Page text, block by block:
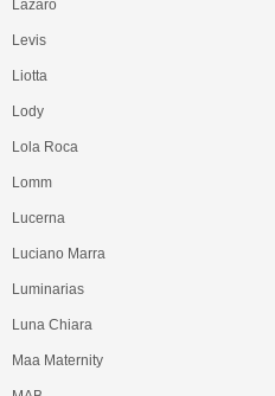
Lazaro
Levis
Liotta
Lody
Lola Roca
Lomm
Lucerna
Luciano Marra
Luminarias
Luna Chiara
Maa Maternity